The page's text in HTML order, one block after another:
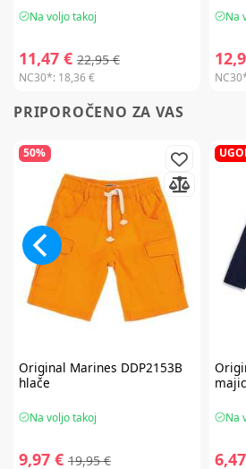
Na voljo takoj
11,47 € 22,95 €
NC30*: 18,36 €
Na
PRIPOROČENO ZA VAS
50%
Original Marines DDP2153B
hlače
Na voljo takoj
9,97 € 19,95 €
Na